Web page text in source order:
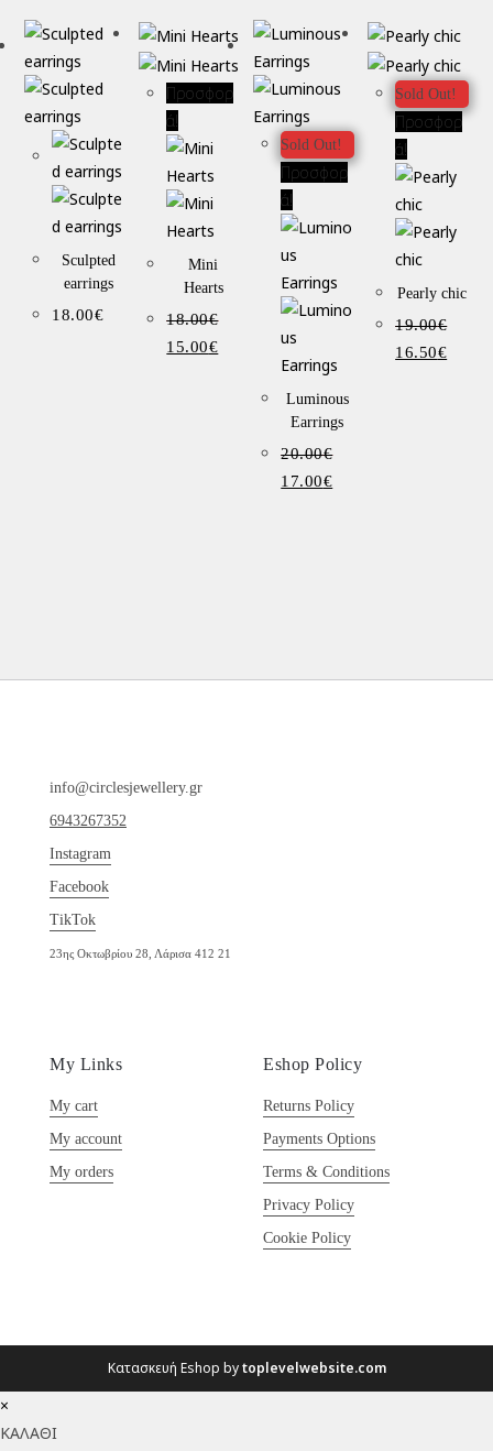
Sculpted
earrings
18.00€
Προσφορ
ά!
Mini
Hearts
18.00€
15.00€
Sold Out!
Προσφορ
ά!
Luminous
Earrings
20.00€
17.00€
Sold Out!
Προσφορ
ά!
Pearly chic
19.00€
16.50€
info@circlesjewellery.gr
6943267352
Instagram
Facebook
TikTok
23ης Οκτωβρίου 28, Λάρισα 412 21
My Links
My cart
My account
My orders
Eshop Policy
Returns Policy
Payments Options
Terms & Conditions
Privacy Policy
Cookie Policy
Κατασκευή Eshop bytoplevelwebsite.com
×
ΚΑΛΑΘΙ